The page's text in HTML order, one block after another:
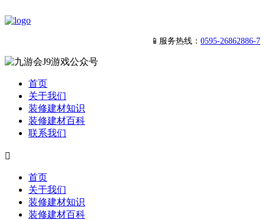
📱服务热线： 0595-26862886-7
首页
关于我们
装修建材知识
装修建材百科
联系我们

首页
关于我们
装修建材知识
装修建材百科